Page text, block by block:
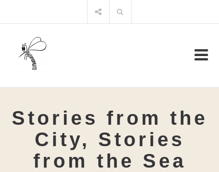
キ
索:
Stories from the
City, Stories
from the Sea